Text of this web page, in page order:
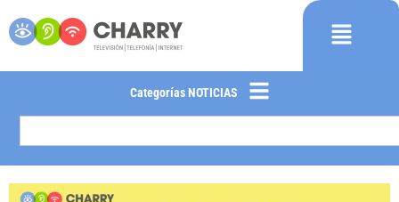
Categorías NOTICIAS